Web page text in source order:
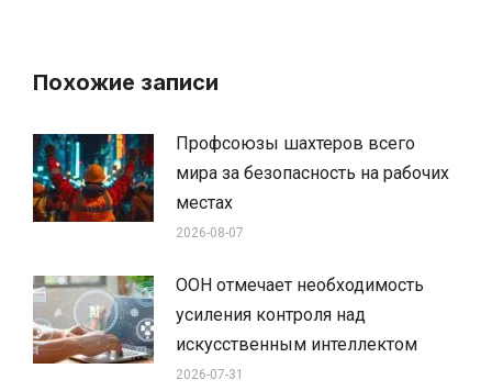
Похожие записи
Профсоюзы шахтеров всего
мира за безопасность на рабочих
местах
2026-08-07
ООН отмечает необходимость
усиления контроля над
искусственным интеллектом
2026-07-31